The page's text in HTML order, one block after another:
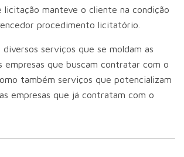
licitação manteve o cliente na condição
procedimento licitatório.
diversos serviços que se moldam as
empresas que buscam contratar com o
também serviços que potencializam
empresas que já contratam com o